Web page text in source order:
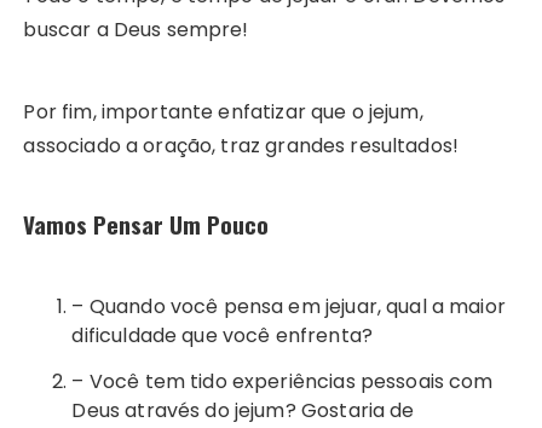
buscar a Deus sempre!
Por fim, importante enfatizar que o jejum,
associado a oração, traz grandes resultados!
Vamos Pensar Um Pouco
– Quando você pensa em jejuar, qual a maior
dificuldade que você enfrenta?
– Você tem tido experiências pessoais com
Deus através do jejum? Gostaria de